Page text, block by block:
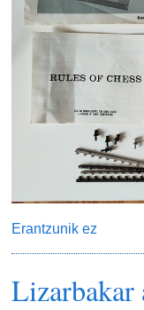
Erantzunik ez
Lizarbakar